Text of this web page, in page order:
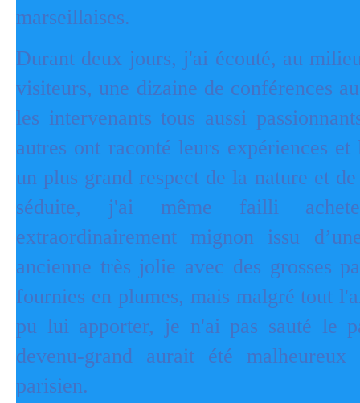
marseillaises.
Durant deux jours, j'ai écouté, au
visiteurs, une dizaine de conférences
les intervenants tous aussi
autres ont raconté leurs expériences
un plus grand respect de la nature et
séduite, j'ai même failli
extraordinairement mignon issu
ancienne très jolie avec des grosses
fournies en plumes, mais malgré tout
pu lui apporter, je n'ai pas sauté le
devenu-grand aurait été
parisien.